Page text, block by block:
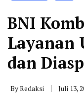
BNI
Layanan
dan
ByRedaksi Juli 13,